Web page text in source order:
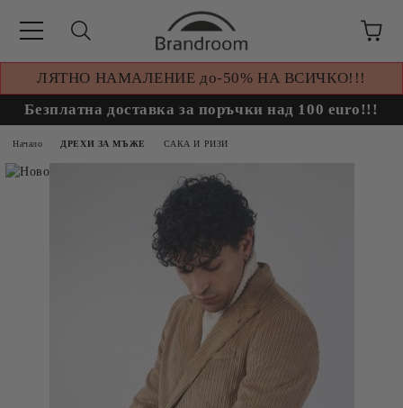
ЛЯТНО НАМАЛЕНИЕ до-50% НА ВСИЧКО!!!
Безплатна доставка за поръчки над 100 euro!!!
Начало ДРЕХИ ЗА МЪЖЕ САКА И РИЗИ